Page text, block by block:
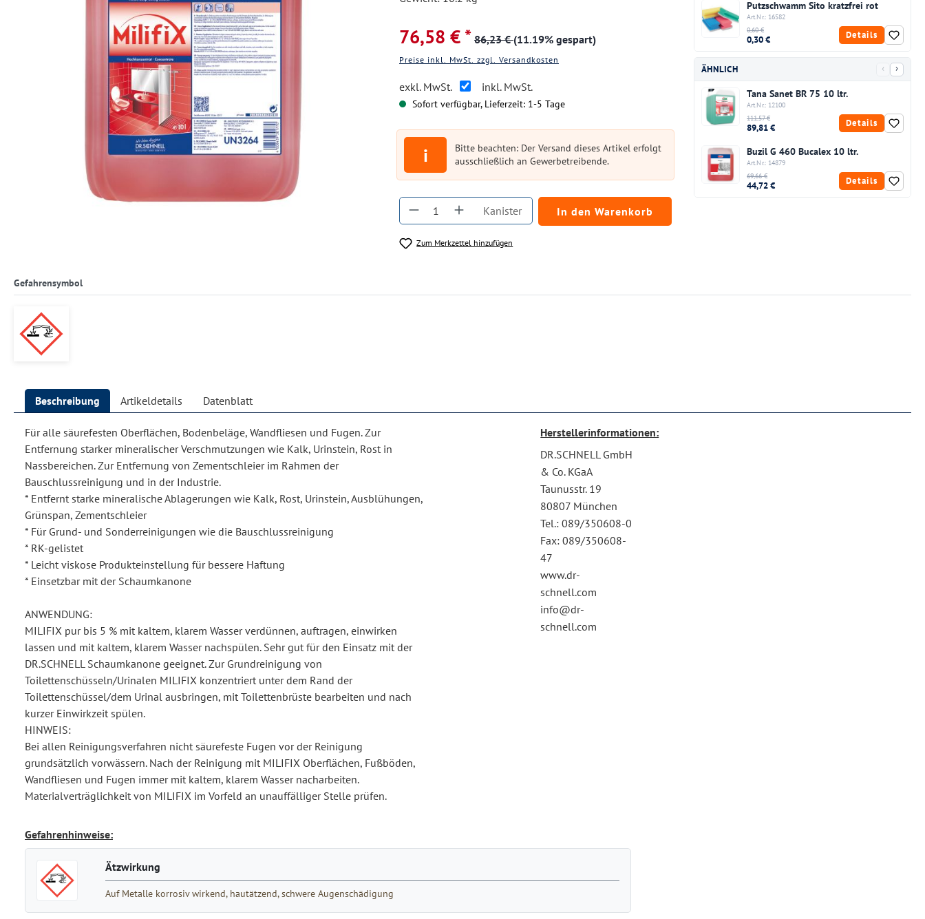
76,58 € * 86,23 €(11.19% gespart)
Preise inkl. MwSt. zzgl. Versandkosten
exkl. MwSt. inkl. MwSt.
Sofort verfügbar, Lieferzeit: 1-5 Tage
i
Bitte beachten: Der Versand dieses Artikel erfolgt
ausschließlich an Gewerbetreibende.
Produkt Anzahl: Gib den gewünschten Wert ein oder benutze die
Kanister In den Warenkorb
Zum Merkzettel hinzufügen
Putzschwamm Sito kratzfrei rot
Art.Nr.: 16582
0,60 €
0,30 € Details
ÄHNLICH ‹ ›
Tana Sanet BR 75 10 ltr.
Art.Nr.: 12100
111,57 €
89,81 € Details
Buzil G 460 Bucalex 10 ltr.
Art.Nr.: 14879
69,66 €
44,72 € Details
Gefahrensymbol
Beschreibung Artikeldetails Datenblatt
Für alle säurefesten Oberflächen, Bodenbeläge, Wandfliesen und Fugen. Zur
Entfernung starker mineralischer Verschmutzungen wie Kalk, Urinstein, Rost in
Nassbereichen. Zur Entfernung von Zementschleier im Rahmen der
Bauschlussreinigung und in der Industrie.
* Entfernt starke mineralische Ablagerungen wie Kalk, Rost, Urinstein, Ausblühungen,
Grünspan, Zementschleier
* Für Grund- und Sonderreinigungen wie die Bauschlussreinigung
* RK-gelistet
* Leicht viskose Produkteinstellung für bessere Haftung
* Einsetzbar mit der Schaumkanone
ANWENDUNG:
MILIFIX pur bis 5 % mit kaltem, klarem Wasser verdünnen, auftragen, einwirken
lassen und mit kaltem, klarem Wasser nachspülen. Sehr gut für den Einsatz mit der
DR.SCHNELL Schaumkanone geeignet. Zur Grundreinigung von
Toilettenschüsseln/Urinalen MILIFIX konzentriert unter dem Rand der
Toilettenschüssel/dem Urinal ausbringen, mit Toilettenbrüste bearbeiten und nach
kurzer Einwirkzeit spülen.
HINWEIS:
Bei allen Reinigungsverfahren nicht säurefeste Fugen vor der Reinigung
grundsätzlich vorwässern. Nach der Reinigung mit MILIFIX Oberflächen, Fußböden,
Wandfliesen und Fugen immer mit kaltem, klarem Wasser nacharbeiten.
Materialverträglichkeit von MILIFIX im Vorfeld an unauffälliger Stelle prüfen.
Herstellerinformationen:
DR.SCHNELL GmbH
& Co. KGaA
Taunusstr. 19
80807 München
Tel.: 089/350608-0
Fax: 089/350608-
47
www.dr-
schnell.com
info@dr-
schnell.com
Gefahrenhinweise:
Ätzwirkung
Auf Metalle korrosiv wirkend, hautätzend, schwere Augenschädigung